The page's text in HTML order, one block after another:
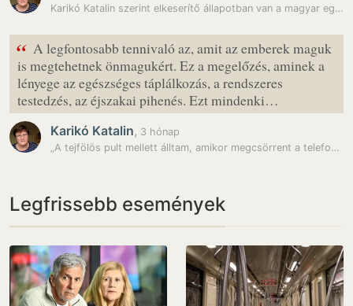
Karikó Katalin szerint elkeserítő állapotban van a magyar egészségügy:…
“ A legfontosabb tennivaló az, amit az emberek maguk
is megtehetnek önmagukért. Ez a megelőzés, aminek a
lényege az egészséges táplálkozás, a rendszeres
testedzés, az éjszakai pihenés. Ezt mindenki…
Karikó Katalin, 3 hónap
„A tejfölös pult mellett álltam, amikor megcsörrent a telefon” – így…
Legfrissebb események